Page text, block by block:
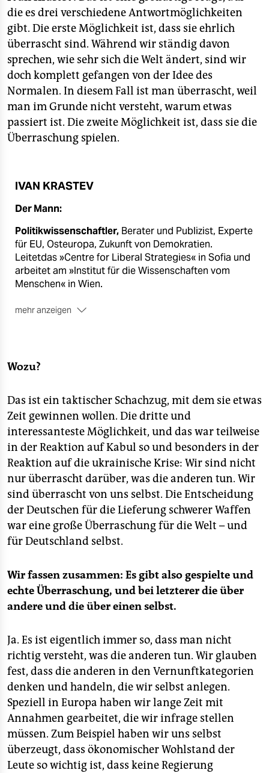
die es drei verschiedene Antwortmöglichkeiten
gibt. Die erste Möglichkeit ist, dass sie ehrlich
überrascht sind. Während wir ständig davon
sprechen, wie sehr sich die Welt ändert, sind wir
doch komplett gefangen von der Idee des
Normalen. In diesem Fall ist man überrascht, weil
man im Grunde nicht versteht, warum etwas
passiert ist. Die zweite Möglichkeit ist, dass sie die
Überraschung spielen.
IVAN KRASTEV
Der Mann:
Politikwissenschaftler, Berater und Publizist, Experte
für EU, Osteuropa, Zukunft von Demokratien.
Leitetdas »Centre for Liberal Strategies« in Sofia und
arbeitet am »Institut für die Wissenschaften vom
Menschen« in Wien.
mehr anzeigen
Das Licht, das erlosch
Büchern zum Verständnis der Gegenwart. Darin
erklärt Krastev, warum der Liberalismus nach dem
Ende des Sozialismus 1989 eben nicht gesiegt hat,
sondern zum Feindbild von neuen Gegnern und zum
Nährstoff populistischer Bewegungen wurde –
außerhalb und innerhalb der eigenen Demokratien.
Wozu?
Das ist ein taktischer Schachzug, mit dem sie etwas
Zeit gewinnen wollen. Die dritte und
interessanteste Möglichkeit, und das war teilweise
in der Reaktion auf Kabul so und besonders in der
Reaktion auf die ukrainische Krise: Wir sind nicht
nur überrascht darüber, was die anderen tun. Wir
sind überrascht von uns selbst. Die Entscheidung
der Deutschen für die Lieferung schwerer Waffen
war eine große Überraschung für die Welt – und
für Deutschland selbst.
Wir fassen zusammen: Es gibt also gespielte und
echte Überraschung, und bei letzterer die über
andere und die über einen selbst.
Ja. Es ist eigentlich immer so, dass man nicht
richtig versteht, was die anderen tun. Wir glauben
fest, dass die anderen in den Vernunftkategorien
denken und handeln, die wir selbst anlegen.
Speziell in Europa haben wir lange Zeit mit
Annahmen gearbeitet, die wir infrage stellen
müssen. Zum Beispiel haben wir uns selbst
überzeugt, dass ökonomischer Wohlstand der
Leute so wichtig ist, dass keine Regierung